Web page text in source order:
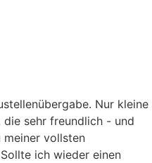
Nur kleine
sehr freundlich - und
vollsten
ich wieder einen